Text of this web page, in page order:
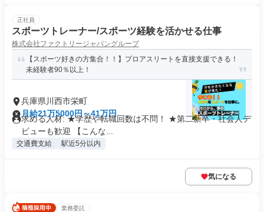
正社員
スポーツトレーナー/スポーツ経験を活かせる仕事
株式会社ファクトリージャパングループ
【スポーツ好きの方集合！！】プロアスリートを直接支援できる！
未経験者90％以上！
兵庫県川西市栄町
月給21万5000円～41万円
求める人材: ★学歴や転職回数は不問！ ★第二新卒・社会人デ
ビューも歓迎 【こんな...
交通費支給 駅近5分以内
気になる
業務委託